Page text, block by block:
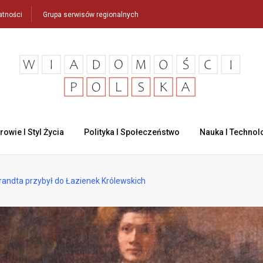
Grupa serwisów regionalnych
I Styl Życia Polityka I Społeczeństwo Nauka I
przybył do Łazienek Królewskich